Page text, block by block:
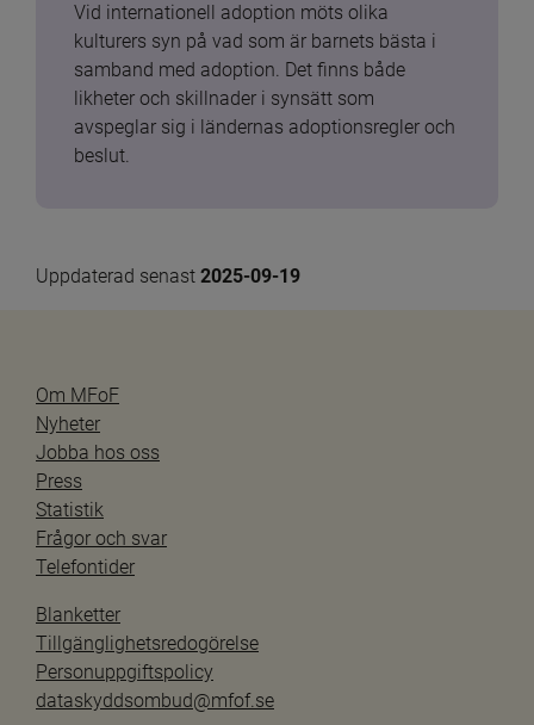
Vid internationell adoption möts olika
kulturers syn på vad som är barnets bästa i
samband med adoption. Det finns både
likheter och skillnader i synsätt som
avspeglar sig i ländernas adoptionsregler och
beslut.
Uppdaterad senast 2025-09-19
Om MFoF
Nyheter
Jobba hos oss
Press
Statistik
Frågor och svar
Telefontider
Blanketter
Tillgänglighetsredogörelse
Personuppgiftspolicy
dataskyddsombud@mfof.se